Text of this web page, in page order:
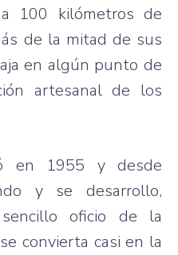
a 100 kilómetros de
de la mitad de sus
en algún punto de
artesanalde los
en 1955 ydesde
y sedesarrollo,
sencillo oficio de la
se convierta casi en la